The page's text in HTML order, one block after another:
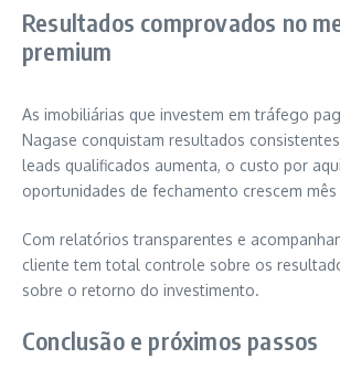
Resultados comprovados no
premium
As imobiliárias que investem em tráfego
Nagase conquistam resultados
leads qualificados aumenta, o custo por
oportunidades de fechamento crescem mês
Com relatórios transparentes e
cliente tem total controle sobre os
sobre o retorno do investimento.
Conclusão e próximos passos